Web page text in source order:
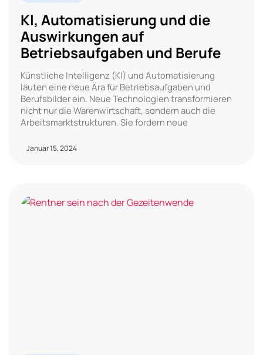
KI, Automatisierung und die
Auswirkungen auf
Betriebsaufgaben und Berufe
Künstliche Intelligenz (KI) und Automatisierung
läuten eine neue Ära für Betriebsaufgaben und
Berufsbilder ein. Neue Technologien transformieren
nicht nur die Warenwirtschaft, sondern auch die
Arbeitsmarktstrukturen. Sie fordern neue
Januar 15, 2024